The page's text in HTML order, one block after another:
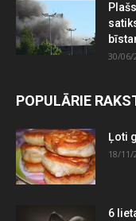
30/06/
POPULĀRIE
Ļoti
18/11/
6